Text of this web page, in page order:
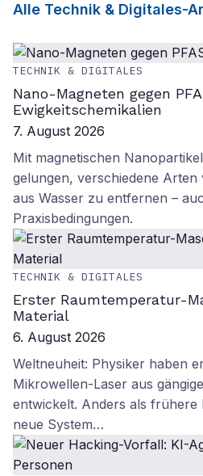
Alle Technik & Digitales-
TECHNIK & DIGITALES
Nano-Magneten gegen
Ewigkeitschemikalien
7. August 2026
Mit magnetischen
gelungen, verschiedene Arten
aus Wasser zu entfernen –
Praxisbedingungen.
TECHNIK & DIGITALES
Erster Raumtemperatur-
Material
6. August 2026
Weltneuheit: Physiker haben
Mikrowellen-Laser aus
entwickelt. Anders als frühere
neue System…